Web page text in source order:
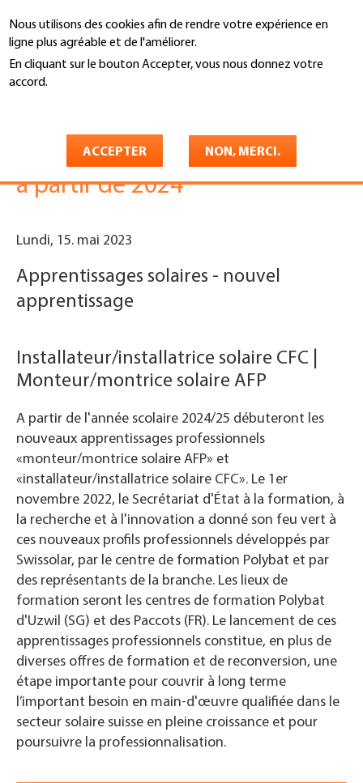
Nous utilisons des cookies afin de rendre votre expérience en
ligne plus agréable et de l'améliorer.
En cliquant sur le bouton Accepter, vous nous donnez votre
accord.
ACCEPTER NON, MERCI.
au
contenu
principal
Recherche
You
apprentissages solaires suisses
à partir de 2024
Lundi, 15. mai 2023
Apprentissages solaires - nouvel
apprentissage
Installateur/installatrice solaire CFC |
Monteur/montrice solaire AFP
A partir de l'année scolaire 2024/25 débuteront les
nouveaux apprentissages professionnels
«monteur/montrice solaire AFP» et
«installateur/installatrice solaire CFC». Le 1er
novembre 2022, le Secrétariat d'État à la formation, à
la recherche et à l'innovation a donné son feu vert à
ces nouveaux profils professionnels développés par
Swissolar, par le centre de formation Polybat et par
des représentants de la branche. Les lieux de
formation seront les centres de formation Polybat
d'Uzwil (SG) et des Paccots (FR). Le lancement de ces
apprentissages professionnels constitue, en plus de
diverses offres de formation et de reconversion, une
étape importante pour couvrir à long terme
l’important besoin en main-d'œuvre qualifiée dans le
secteur solaire suisse en pleine croissance et pour
poursuivre la professionnalisation.